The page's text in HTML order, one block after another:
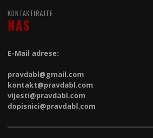
KONTAKTIRAJTE
NAS
E-Mail adrese:
pravdabl@gmail.com
kontakt@pravdabl.com
vijesti@pravdabl.com
dopisnici@pravdabl.com